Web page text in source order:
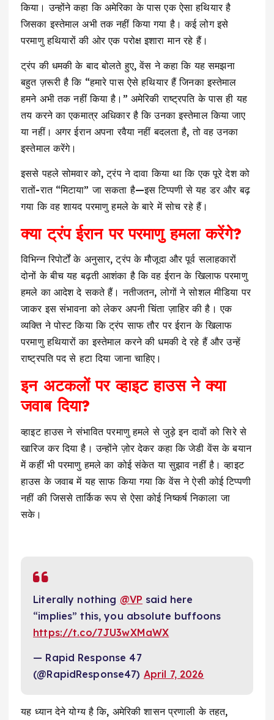
किया। उन्होंने कहा कि अमेरिका के पास एक ऐसा हथियार है
जिसका इस्तेमाल अभी तक नहीं किया गया है। कई लोग इसे
परमाणु हथियारों की ओर एक परोक्ष इशारा मान रहे हैं।
ट्रंप की धमकी के बाद बोलते हुए, वेंस ने कहा कि यह समझना
बहुत ज़रूरी है कि “हमारे पास ऐसे हथियार हैं जिनका इस्तेमाल
हमने अभी तक नहीं किया है।” अमेरिकी राष्ट्रपति के पास ही यह
तय करने का एकमात्र अधिकार है कि उनका इस्तेमाल किया जाए
या नहीं। अगर ईरान अपना रवैया नहीं बदलता है, तो वह उनका
इस्तेमाल करेंगे।
इससे पहले सोमवार को, ट्रंप ने दावा किया था कि एक पूरे देश को
रातों-रात “मिटाया” जा सकता है—इस टिप्पणी से यह डर और बढ़
गया कि वह शायद परमाणु हमले के बारे में सोच रहे हैं।
क्या ट्रंप ईरान पर परमाणु हमला करेंगे?
विभिन्न रिपोर्टों के अनुसार, ट्रंप के मौजूदा और पूर्व सलाहकारों
दोनों के बीच यह बढ़ती आशंका है कि वह ईरान के खिलाफ परमाणु
हमले का आदेश दे सकते हैं। नतीजतन, लोगों ने सोशल मीडिया पर
जाकर इस संभावना को लेकर अपनी चिंता ज़ाहिर की है। एक
व्यक्ति ने पोस्ट किया कि ट्रंप साफ तौर पर ईरान के खिलाफ
परमाणु हथियारों का इस्तेमाल करने की धमकी दे रहे हैं और उन्हें
राष्ट्रपति पद से हटा दिया जाना चाहिए।
इन अटकलों पर व्हाइट हाउस ने क्या
जवाब दिया?
व्हाइट हाउस ने संभावित परमाणु हमले से जुड़े इन दावों को सिरे से
खारिज कर दिया है। उन्होंने ज़ोर देकर कहा कि जेडी वेंस के बयान
में कहीं भी परमाणु हमले का कोई संकेत या सुझाव नहीं है। व्हाइट
हाउस के जवाब में यह साफ किया गया कि वेंस ने ऐसी कोई टिप्पणी
नहीं की जिससे तार्किक रूप से ऐसा कोई निष्कर्ष निकाला जा
सके।
Literally nothing @VP said here
“implies” this, you absolute buffoons
https://t.co/7JU3wXMaWX
— Rapid Response 47
(@RapidResponse47) April 7, 2026
यह ध्यान देने योग्य है कि, अमेरिकी शासन प्रणाली के तहत,